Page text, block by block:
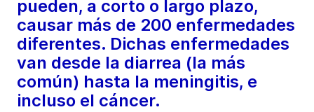
pueden, a corto o largo plazo,
causar más de 200 enfermedades
diferentes. Dichas enfermedades
van desde la diarrea (la más
común) hasta la meningitis, e
incluso el cáncer.